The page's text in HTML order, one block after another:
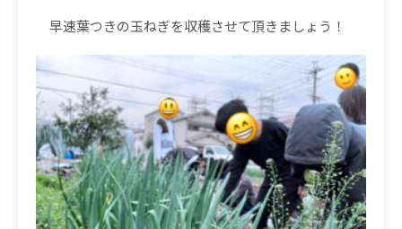
早速葉つきの玉ねぎを収穫させて頂きましょう！